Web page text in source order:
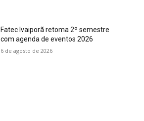
Fatec Ivaiporã retoma 2º semestre
com agenda de eventos 2026
6 de agosto de 2026